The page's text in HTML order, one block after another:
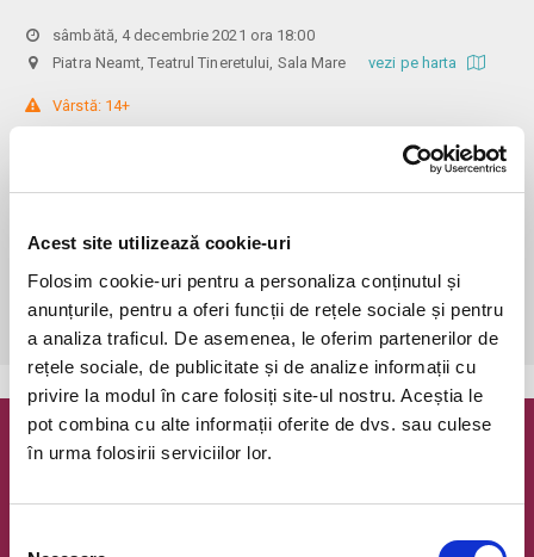
Acest site utilizează cookie-uri
Folosim cookie-uri pentru a personaliza conținutul și
anunțurile, pentru a oferi funcții de rețele sociale și pentru
a analiza traficul. De asemenea, le oferim partenerilor de
rețele sociale, de publicitate și de analize informații cu
privire la modul în care folosiți site-ul nostru. Aceștia le
pot combina cu alte informații oferite de dvs. sau culese
în urma folosirii serviciilor lor.
sâmbătă, 4 decembrie 2021 ora 18:00
Piatra Neamt, Teatrul Tineretului, Sala Marevezi pe harta
Vârstă: 14+
! Accesul se face cu respectarea de către participanți a distanțării de 2
Fiecare spectator va trebui să poarte mască pe toată perioada
regulile enunțate anterior.
Newsletter @ Bilete.ro
Oferte exclusive si o editie saptamanala cu cele mai noi